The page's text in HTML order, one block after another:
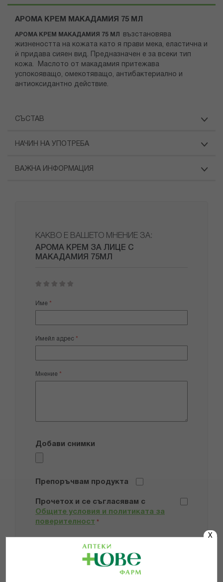
X
АРОМА КРЕМ МАКАДАМИЯ 75 МЛ
АРОМА КРЕМ МАКАДАМИЯ 75 МЛ
възстановява
жизнеността на кожата като я прави мека, еластична и
ѝ придава сияен вид. Предназначен е за всеки тип
кожа. Маслото от макадамия притежава
успокояващо, омекотяващо, антибактериално и
антиоксидантно действие.
СЪСТАВ
НАЧИН НА УПОТРЕБА
ВАЖНА ИНФОРМАЦИЯ
КАКВО Е ВАШЕТО МНЕНИЕ ЗА:
АРОМА КРЕМ ЗА ЛИЦЕ С
МАКАДАМИЯ 75МЛ
star
stars
stars
stars
stars
Име
Имейл адрес
Мнение
Добави снимки
Препоръчвам продукта
Прочетох и се съгласявам с
Общите условия и политиката за
поверителност *
ИЗПРАТИ